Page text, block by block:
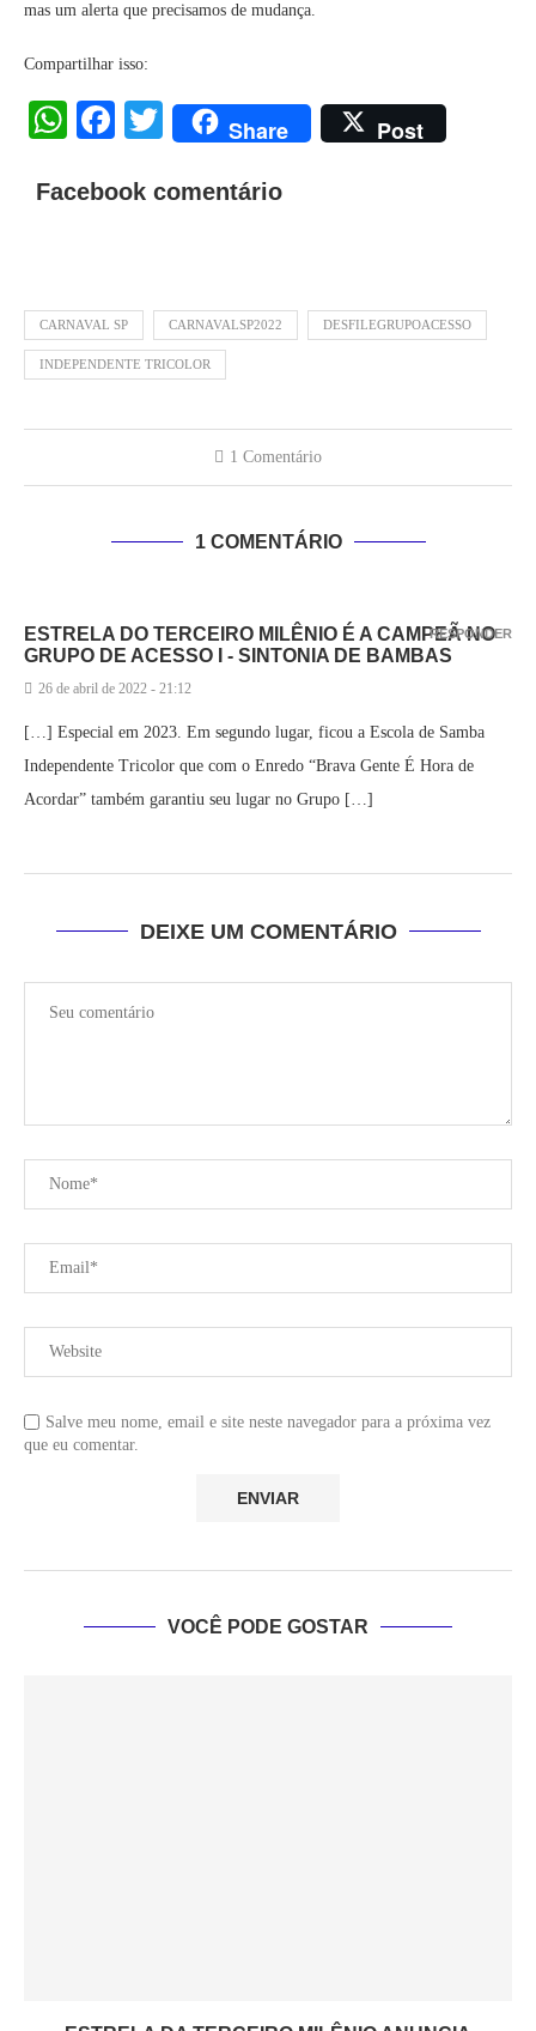
mas um alerta que precisamos de mudança.
Compartilhar isso:
WhatsApp
Facebook
Twitter
Share Post
Facebook comentário
CARNAVAL SP CARNAVALSP2022 DESFILEGRUPOACESSO
INDEPENDENTE TRICOLOR
1 Comentário
1 COMENTÁRIO
ESTRELA DO TERCEIRO MILÊNIO É A CAMPEÃ NO
GRUPO DE ACESSO I - SINTONIA DE BAMBAS
26 de abril de 2022 - 21:12
[…] Especial em 2023. Em segundo lugar, ficou a Escola de Samba
Independente Tricolor que com o Enredo “Brava Gente É Hora de
Acordar” também garantiu seu lugar no Grupo […]
RESPONDER
DEIXE UM COMENTÁRIO
Salve meu nome, email e site neste navegador para a próxima vez
que eu comentar.
VOCÊ PODE GOSTAR